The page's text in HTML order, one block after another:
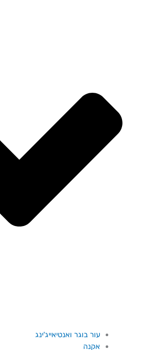
עור בוגר ואנטיאייג'ינג
אקנה